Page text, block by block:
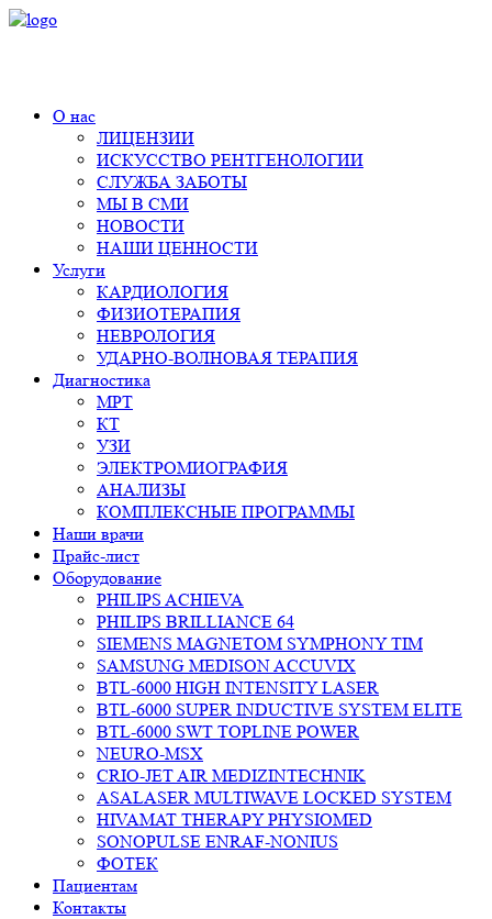
О нас
ЛИЦЕНЗИИ
ИСКУССТВО РЕНТГЕНОЛОГИИ
СЛУЖБА ЗАБОТЫ
МЫ В СМИ
НОВОСТИ
НАШИ ЦЕННОСТИ
Услуги
КАРДИОЛОГИЯ
ФИЗИОТЕРАПИЯ
НЕВРОЛОГИЯ
УДАРНО-ВОЛНОВАЯ ТЕРАПИЯ
Диагностика
МРТ
КТ
УЗИ
ЭЛЕКТРОМИОГРАФИЯ
АНАЛИЗЫ
КОМПЛЕКСНЫЕ ПРОГРАММЫ
Наши врачи
Прайс-лист
Оборудование
PHILIPS ACHIEVA
PHILIPS BRILLIANCE 64
SIEMENS MAGNETOM SYMPHONY TIM
SAMSUNG MEDISON ACCUVIX
BTL-6000 HIGH INTENSITY LASER
BTL-6000 SUPER INDUCTIVE SYSTEM ELITE
BTL-6000 SWT TOPLINE POWER
NEURO-MSX
CRIO-JET AIR MEDIZINTECHNIK
ASALASER MULTIWAVE LOCKED SYSTEM
HIVAMAT THERAPY PHYSIOMED
SONOPULSE ENRAF-NONIUS
ФОТЕК
Пациентам
Контакты